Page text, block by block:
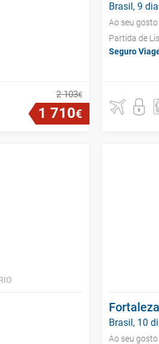
2 103€
1 710€
Brasil, 9
Ao seu
Partida de
Seguro
Brasil, 10
Ao seu